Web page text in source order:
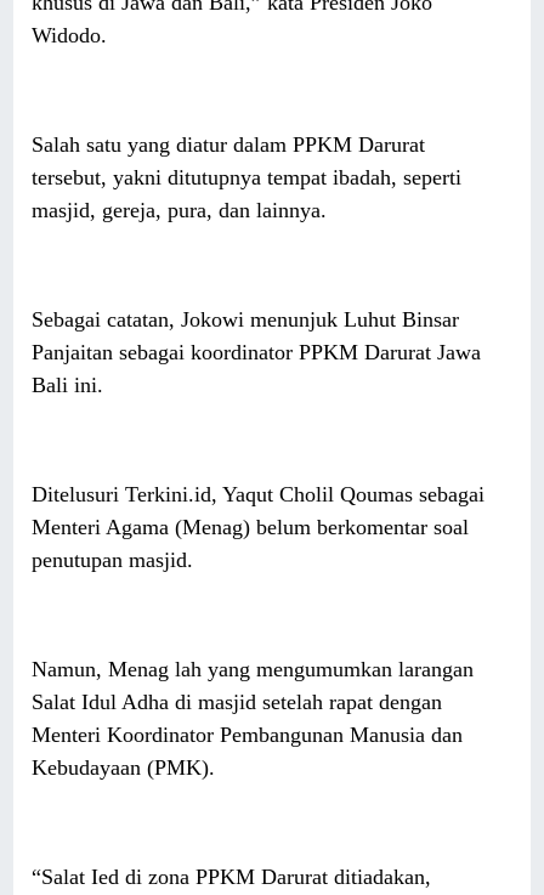
Widodo.
Salah satu yang diatur dalam PPKM Darurat
tersebut, yakni ditutupnya tempat ibadah, seperti
masjid, gereja, pura, dan lainnya.
Sebagai catatan, Jokowi menunjuk Luhut Binsar
Panjaitan sebagai koordinator PPKM Darurat Jawa
Bali ini.
Ditelusuri Terkini.id, Yaqut Cholil Qoumas sebagai
Menteri Agama (Menag) belum berkomentar soal
penutupan masjid.
Namun, Menag lah yang mengumumkan larangan
Salat Idul Adha di masjid setelah rapat dengan
Menteri Koordinator Pembangunan Manusia dan
Kebudayaan (PMK).
“Salat Ied di zona PPKM Darurat ditiadakan,